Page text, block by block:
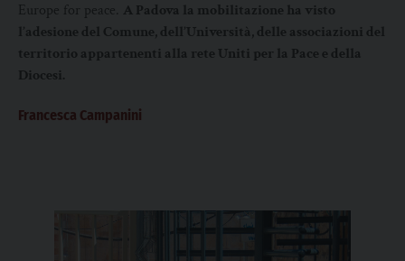
Europe for peace. A Padova la mobilitazione ha visto
l’adesione del Comune, dell’Università, delle associazioni del
territorio appartenenti alla rete Uniti per la Pace e della
Diocesi.
Francesca Campanini